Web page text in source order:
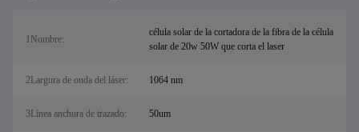
1Nombre:
célula solar de la cortadora de la fibra de la célula
solar de 20w 50W que corta el laser
2Largura de onda del láser: 1064 nm
3Línea anchura de trazado: 50um